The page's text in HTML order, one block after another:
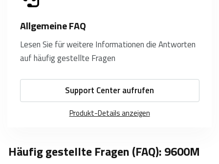
Allgemeine FAQ
Lesen Sie für weitere Informationen die Antworten
auf häufig gestellte Fragen
Support Center aufrufen
Produkt-Details anzeigen
Häufig gestellte Fragen (FAQ): 9600M